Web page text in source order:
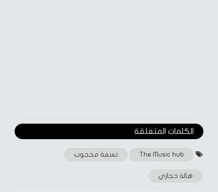
الكلمات المتعلقة‎
The Music hub نسمة محجوب
هالة حجازي